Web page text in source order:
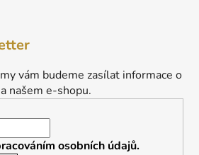
vám budeme zasílat informace o
našem e-shopu.
osobních údajů.